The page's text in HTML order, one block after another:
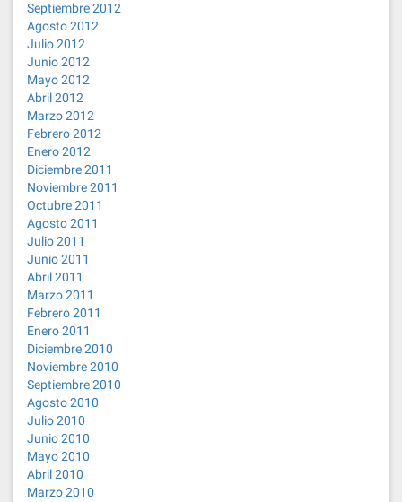
Septiembre 2012
Agosto 2012
Julio 2012
Junio 2012
Mayo 2012
Abril 2012
Marzo 2012
Febrero 2012
Enero 2012
Diciembre 2011
Noviembre 2011
Octubre 2011
Agosto 2011
Julio 2011
Junio 2011
Abril 2011
Marzo 2011
Febrero 2011
Enero 2011
Diciembre 2010
Noviembre 2010
Septiembre 2010
Agosto 2010
Julio 2010
Junio 2010
Mayo 2010
Abril 2010
Marzo 2010